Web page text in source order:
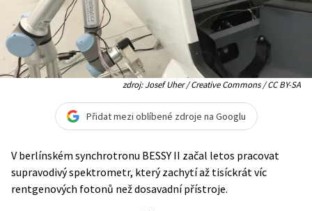
zdroj: Josef Uher / Creative Commons / CC BY-SA
Přidat mezi oblíbené zdroje na Googlu
V berlínském synchrotronu BESSY II začal letos pracovat
supravodivý spektrometr, který zachytí až tisíckrát víc
rentgenových fotonů než dosavadní přístroje.